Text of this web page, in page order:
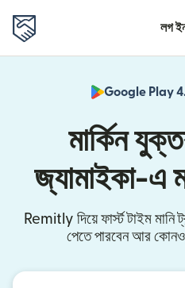
লগ
Google Play
মার্কিন
জ্যামাইকা-এ
Remitly দিয়ে ফার্স্ট টাইম মানি
পেতে পারবেন আর কোনও